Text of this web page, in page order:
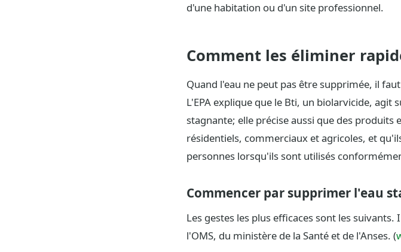
d'une habitation ou d'un site professionnel.
Comment les éliminer
Quand l'eau ne peut pas être supprimée, il
L'EPA explique que le Bti, un biolarvicide, agit
stagnante; elle précise aussi que des produits
résidentiels, commerciaux et agricoles, et
personnes lorsqu'ils sont utilisés
Commencer par supprimer l'eau
Les gestes les plus efficaces sont les
l'OMS, du ministère de la Santé et de l'Anses. (